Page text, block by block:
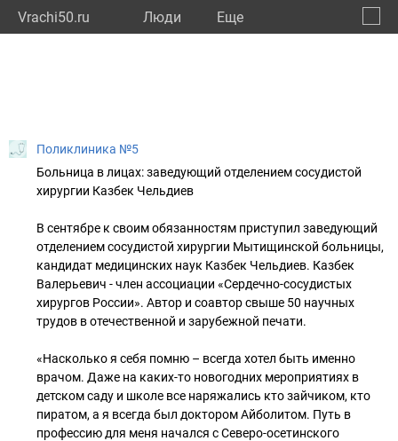
Vrachi50.ru Люди Eще
Поликлиника №5
Больница в лицах: заведующий отделением сосудистой
хирургии Казбек Чельдиев
В сентябре к своим обязанностям приступил заведующий
отделением сосудистой хирургии Мытищинской больницы,
кандидат медицинских наук Казбек Чельдиев. Казбек
Валерьевич - член ассоциации «Сердечно-сосудистых
хирургов России». Автор и соавтор свыше 50 научных
трудов в отечественной и зарубежной печати.
«Насколько я себя помню – всегда хотел быть именно
врачом. Даже на каких-то новогодних мероприятиях в
детском саду и школе все наряжались кто зайчиком, кто
пиратом, а я всегда был доктором Айболитом. Путь в
профессию для меня начался с Северо-осетинского